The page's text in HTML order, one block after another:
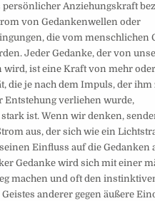
persönlicher Anziehungskraft
von Gedankenwellen oder
die vom menschlichen
Jeder Gedanke, der von
wird, ist eine Kraft von mehr
die je nach dem Impuls, der ihm
Entstehung verliehen wurde,
ist. Wenn wir denken,
aus, der sich wie ein
Einfluss auf die Gedanken
Gedanke wird sich mit einer
machen und oft den
anderer gegen äußere